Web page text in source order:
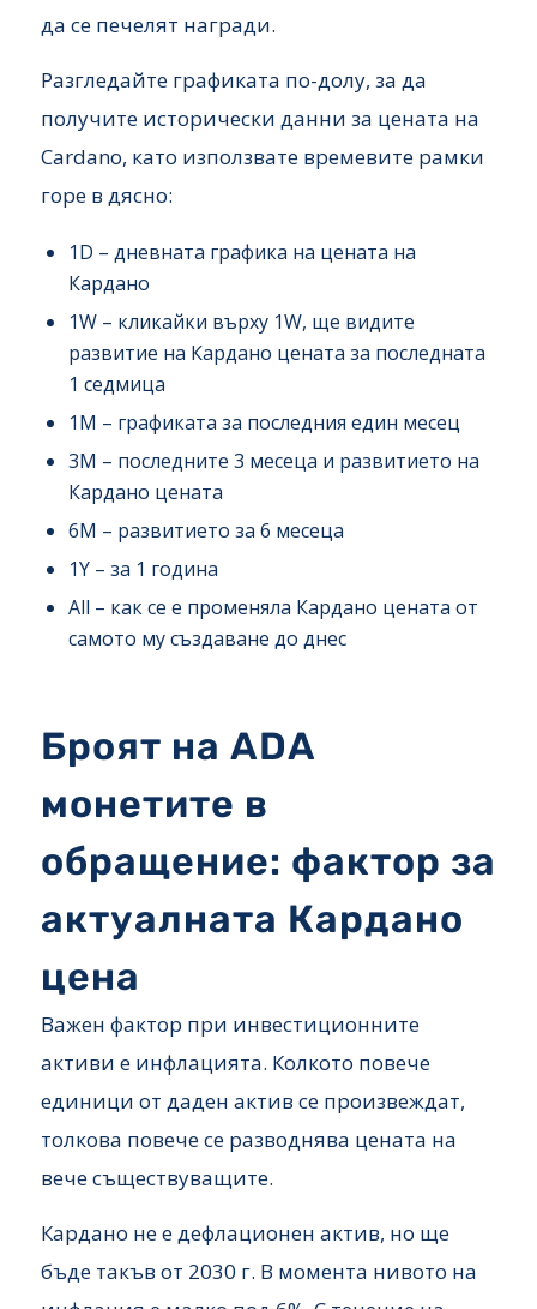
да се печелят награди.
Разгледайте графиката по-долу, за да
получите исторически данни за цената на
Cardano, като използвате времевите рамки
горе в дясно:
1D – дневната графика на цената на
Кардано
1W – кликайки върху 1W, ще видите
развитие на Кардано цената за последната
1 седмица
1M – графиката за последния един месец
3M – последните 3 месеца и развитието на
Кардано цената
6M – развитието за 6 месеца
1Y – за 1 година
All – как се е променяла Кардано цената от
самото му създаване до днес
Броят на ADA
монетите в
обращение: фактор за
актуалната Кардано
цена
Важен фактор при инвестиционните
активи е инфлацията. Колкото повече
единици от даден актив се произвеждат,
толкова повече се разводнява цената на
вече съществуващите.
Кардано не е дефлационен актив, но ще
бъде такъв от 2030 г. В момента нивото на